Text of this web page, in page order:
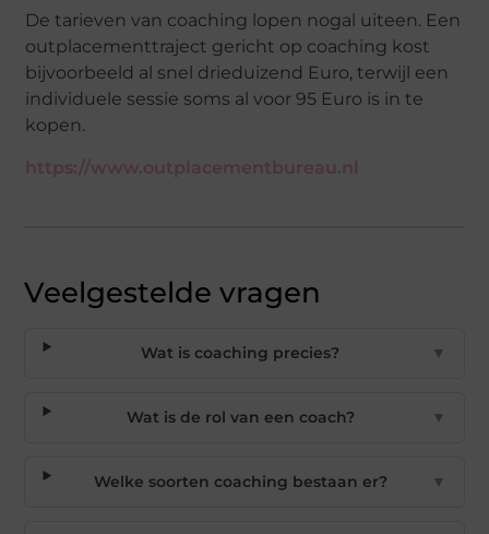
De tarieven van coaching lopen nogal uiteen. Een
outplacementtraject gericht op coaching kost
bijvoorbeeld al snel drieduizend Euro, terwijl een
individuele sessie soms al voor 95 Euro is in te
kopen.
https://www.outplacementbureau.nl
Veelgestelde vragen
Wat is coaching precies? ▼
Wat is de rol van een coach? ▼
Welke soorten coaching bestaan er? ▼